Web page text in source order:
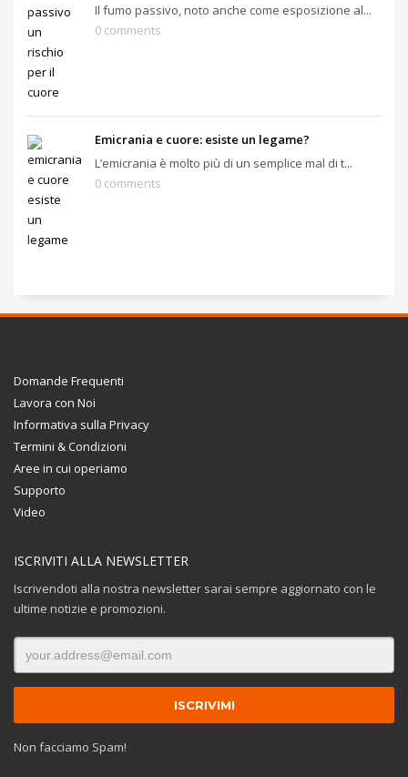
Il fumo passivo, noto anche come esposizione al...
0 comments
Emicrania e cuore: esiste un legame?
L’emicrania è molto più di un semplice mal di t...
0 comments
Domande Frequenti
Lavora con Noi
Informativa sulla Privacy
Termini & Condizioni
Aree in cui operiamo
Supporto
Video
ISCRIVITI ALLA NEWSLETTER
Iscrivendoti alla nostra newsletter sarai sempre aggiornato con le
ultime notizie e promozioni.
Non facciamo Spam!